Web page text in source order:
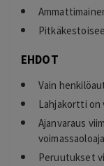
EHDOT
Vain
Lahjakortti on
Ajanvaraus
Peruutukset